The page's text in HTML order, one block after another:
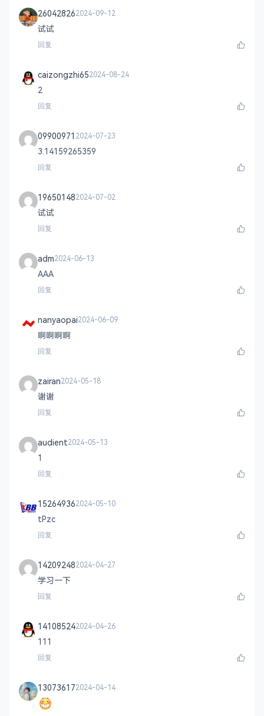
260428262024-09-12
试试
回复
caizongzhi652024-08-24
2
回复
09900971 2024-07-23
3.14159265359
回复
196501482024-07-02
试试
回复
adm2024-06-13
AAA
回复
nanyaopai2024-06-09
啊啊啊啊
回复
zairan2024-05-18
谢谢
回复
audient2024-05-13
1
回复
152649362024-05-10
tPzc
回复
142092482024-04-27
学习一下
回复
141085242024-04-26
111
回复
130736172024-04-14